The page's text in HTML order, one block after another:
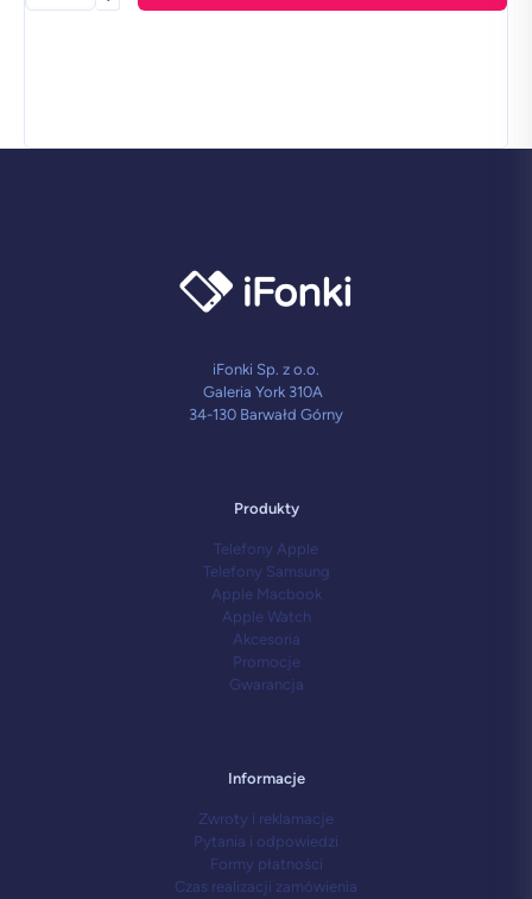
Galaxy
1TB
iFonki Sp. z o.o.
Galeria York 310A
34-130 Barwałd Górny
Produkty
Telefony Apple
Telefony Samsung
Apple Macbook
Apple Watch
Akcesoria
Promocje
Gwarancja
Informacje
Zwroty i reklamacje
Pytania i odpowiedzi
Formy płatności
Czas realizacji zamówienia